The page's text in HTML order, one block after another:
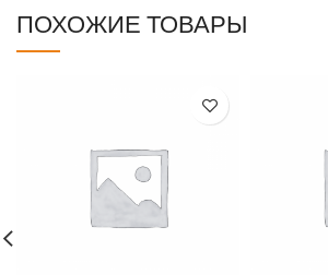
ПОХОЖИЕ ТОВАРЫ